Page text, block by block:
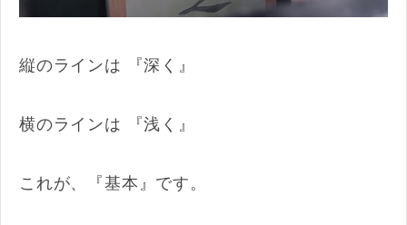
縦のラインは 『深く』
横のラインは 『浅く』
これが、『基本』です。